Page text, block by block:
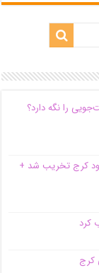
را نگه دارد؟
کرج تخریب شد +